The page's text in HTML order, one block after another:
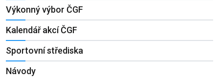
Výkonný výbor ČGF
Kalendář akcí ČGF
Sportovní střediska
Návody